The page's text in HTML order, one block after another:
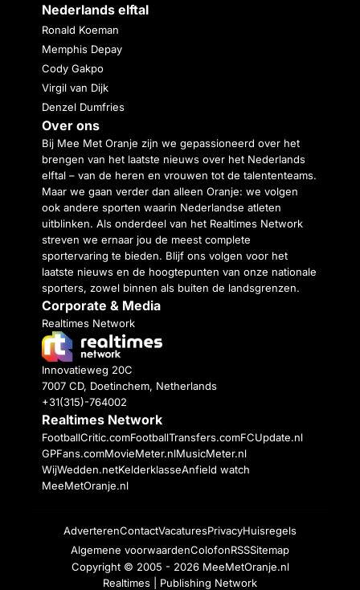
Nederlands elftal
Ronald Koeman
Memphis Depay
Cody Gakpo
Virgil van Dijk
Denzel Dumfries
Over ons
Bij Mee Met Oranje zijn we gepassioneerd over het
brengen van het laatste nieuws over het Nederlands
elftal – van de heren en vrouwen tot de talententeams.
Maar we gaan verder dan alleen Oranje: we volgen
ook andere sporten waarin Nederlandse atleten
uitblinken. Als onderdeel van het Realtimes Network
streven we ernaar jou de meest complete
sportervaring te bieden. Blijf ons volgen voor het
laatste nieuws en de hoogtepunten van onze nationale
sporters, zowel binnen als buiten de landsgrenzen.
Corporate & Media
Realtimes Network
Innovatieweg 20C
7007 CD, Doetinchem, Netherlands
+31(315)-764002
Realtimes Network
FootballCritic.comFootballTransfers.comFCUpdate.nl
GPFans.comMovieMeter.nlMusicMeter.nl
WijWedden.netKelderklasseAnfield watch
MeeMetOranje.nl
AdverterenContactVacaturesPrivacyHuisregels
Algemene voorwaardenColofonRSSSitemap
Copyright © 2005 - 2026 MeeMetOranje.nl
Realtimes | Publishing Network